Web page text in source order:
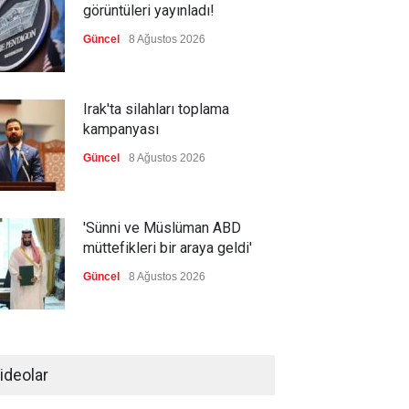
görüntüleri yayınladı!
Güncel 8 Ağustos 2026
Irak'ta silahları toplama
kampanyası
Güncel 8 Ağustos 2026
'Sünni ve Müslüman ABD
müttefikleri bir araya geldi'
Güncel 8 Ağustos 2026